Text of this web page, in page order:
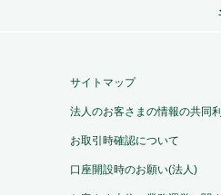
サイトマップ
法人のお客さまの情報の共同
お取引時確認について
口座開設時のお願い(法人)